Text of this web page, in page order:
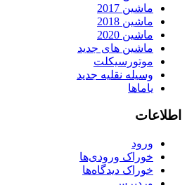
ماشین 2017
ماشین 2018
ماشین 2020
ماشین های جدید
موتورسیکلت
وسیله نقلیه جدید
یاماها
اطلاعات
ورود
خوراک ورودی‌ها
خوراک دیدگاه‌ها